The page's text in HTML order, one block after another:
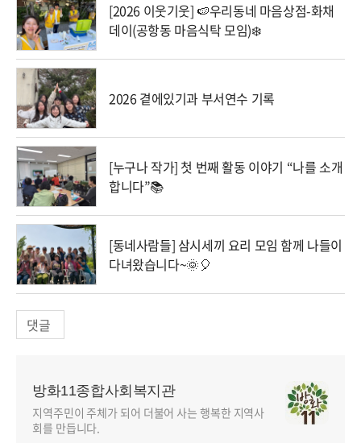
[2026 이웃기웃] 🍉우리동네 마음상점-화채
데이(공항동 마음식탁 모임)❄️
2026 곁에있기과 부서연수 기록
[누구나 작가] 첫 번째 활동 이야기 “나를 소개
합니다”📚
[동네사람들] 삼시세끼 요리 모임 함께 나들이
다녀왔습니다~🌞🎈
댓글
방화11종합사회복지관
지역주민이 주체가 되어 더불어 사는 행복한 지역사
회를 만듭니다.